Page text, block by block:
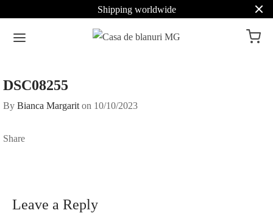
Shipping worldwide
DSC08255
By Bianca Margarit on 10/10/2023
Share
Leave a Reply